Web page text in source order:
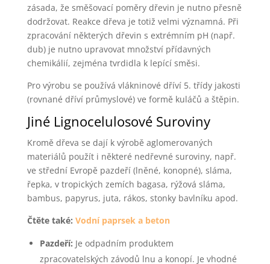
zásada, že směšovací poměry dřevin je nutno přesně
dodržovat. Reakce dřeva je totiž velmi významná. Při
zpracování některých dřevin s extrémním pH (např.
dub) je nutno upravovat množství přídavných
chemikálií, zejména tvrdidla k lepící směsi.
Pro výrobu se používá vlákninové dříví 5. třídy jakosti
(rovnané dříví průmyslové) ve formě kuláčů a štěpin.
Jiné Lignocelulosové Suroviny
Kromě dřeva se dají k výrobě aglomerovaných
materiálů použít i některé nedřevné suroviny, např.
ve střední Evropě pazdeří (lněné, konopné), sláma,
řepka, v tropických zemích bagasa, rýžová sláma,
bambus, papyrus, juta, rákos, stonky bavlníku apod.
Čtěte také: Vodní paprsek a beton
Pazdeří: Je odpadním produktem
zpracovatelských závodů lnu a konopí. Je vhodné